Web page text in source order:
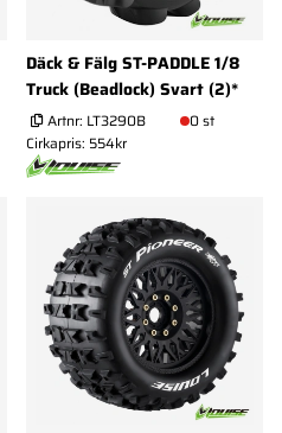
Däck & Fälg ST-PADDLE 1/8
Truck (Beadlock) Svart (2)*
Artnr: LT3290B
0 st
Cirkapris: 554kr